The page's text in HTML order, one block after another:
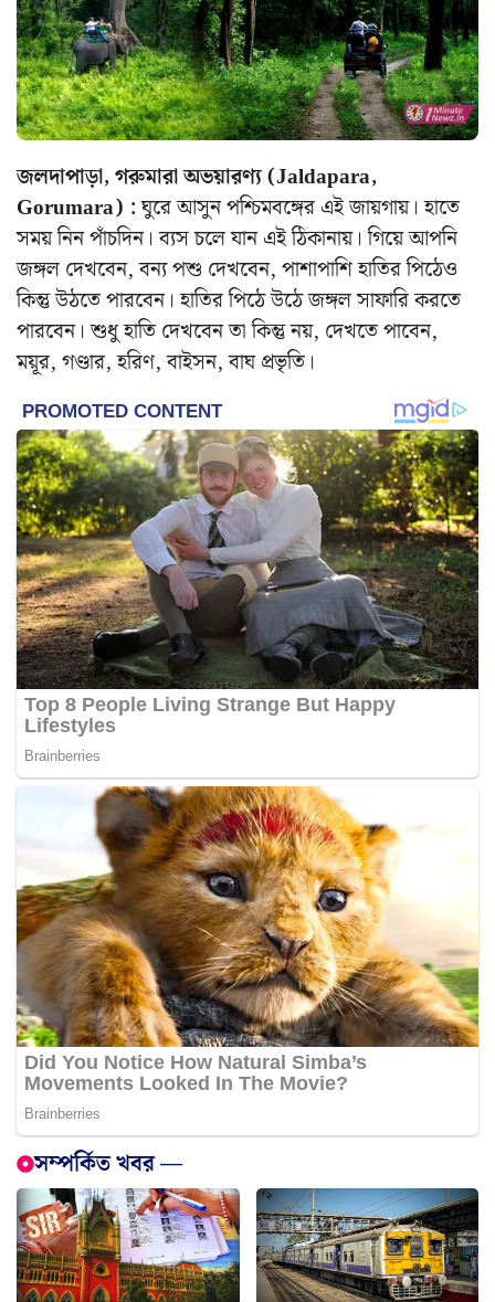
জলদাপাড়া, গরুমারা অভয়ারণ্য (Jaldapara,
Gorumara) :ঘুরে আসুন পশ্চিমবঙ্গের এই জায়গায়। হাতে
সময় নিন পাঁচদিন। ব্যস চলে যান এই ঠিকানায়। গিয়ে আপনি
জঙ্গল দেখবেন, বন্য পশু দেখবেন, পাশাপাশি হাতির পিঠেও
কিন্তু উঠতে পারবেন। হাতির পিঠে উঠে জঙ্গল সাফারি করতে
পারবেন। শুধু হাতি দেখবেন তা কিন্তু নয়, দেখতে পাবেন,
ময়ূর, গণ্ডার, হরিণ, বাইসন, বাঘ প্রভৃতি।
সম্পর্কিত খবর —